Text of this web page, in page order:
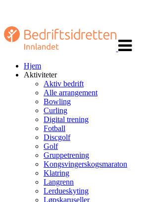
navigasjon
Hjem
Aktiviteter
Aktiv bedrift
Alle arrangement
Bowling
Curling
Digital trening
Fotball
Discgolf
Golf
Gruppetrening
Kongsvingerskogsmaraton
Klatring
Langrenn
Lerdueskyting
Løpskaruseller